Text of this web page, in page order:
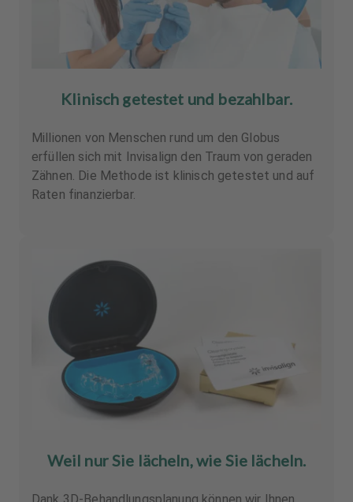
Klinisch getestet und bezahlbar.
Millionen von Menschen rund um den Globus
erfüllen sich mit Invisalign den Traum von geraden
Zähnen. Die Methode ist klinisch getestet und auf
Raten finanzierbar.
Weil nur Sie lächeln, wie Sie lächeln.